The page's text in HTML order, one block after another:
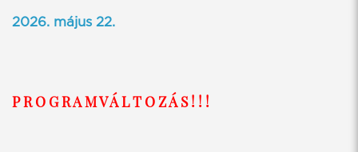
2026. május 22.
P R O G R A M V Á L T O Z Á S ! ! !